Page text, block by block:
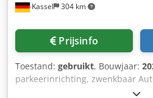
Kassel 304 km
Prijsinfo
Toestand: gebruikt, Bouwjaar:
parkeerinrichting, zwenkbaar
buisbeschermbeugel L /